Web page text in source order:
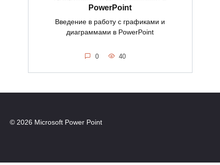
PowerPoint
Введение в работу с графиками и
диаграммами в PowerPoint
0 40
© 2026 Microsoft Power Point